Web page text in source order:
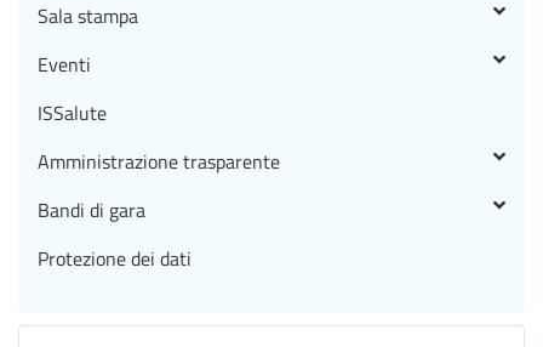
Sala stampa
Eventi
ISSalute
Amministrazione trasparente
Bandi di gara
Protezione dei dati